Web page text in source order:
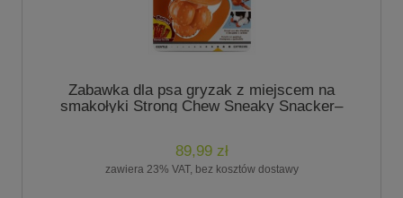
Zabawka dla psa gryzak z miejscem na
smakołyki Strong Chew Sneaky Snacker–
89,99 zł
zawiera 23% VAT, bez kosztów dostawy